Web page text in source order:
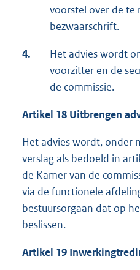
voorstel over de te
bezwaarschrift.
4.
Het advies wordt
voorzitter en de
de commissie.
Artikel 18 Uitbrengen
Het advies wordt, onder
verslag als bedoeld in
de Kamer van de
via de functionele
bestuursorgaan dat op
beslissen.
Artikel 19